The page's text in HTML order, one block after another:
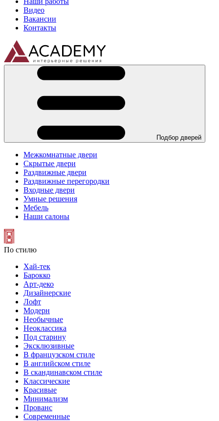
Видео
Вакансии
Контакты
Подбор дверей
Межкомнатные двери
Скрытые двери
Раздвижные двери
Раздвижные перегородки
Входные двери
Умные решения
Мебель
Наши салоны
По стилю
Хай-тек
Барокко
Арт-деко
Дизайнерские
Лофт
Модерн
Необычные
Неоклассика
Под старину
Эксклюзивные
В французском стиле
В английском стиле
В скандинавском стиле
Классические
Красивые
Минимализм
Прованс
Современные